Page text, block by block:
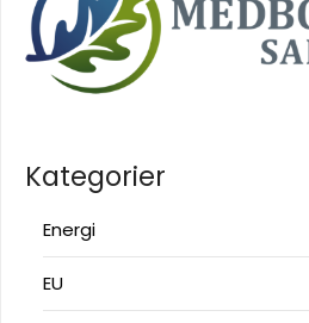
Kategorier
Energi
EU